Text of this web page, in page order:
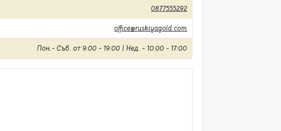
0877555292
office@ruskiyagold.com
Пон.- Съб. от 9:00 - 19:00 | Нед. - 10:00 - 17:00